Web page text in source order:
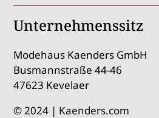
Unternehmenssitz
Modehaus Kaenders GmbH
Busmannstraße 44-46
47623 Kevelaer
© 2024 | Kaenders.com